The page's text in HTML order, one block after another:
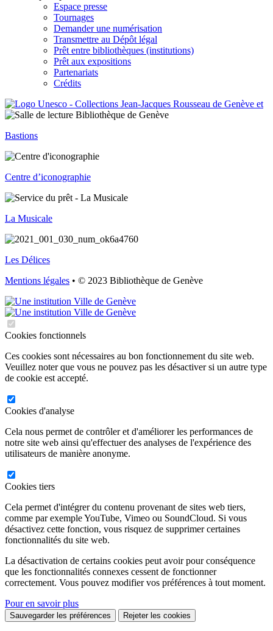
Espace presse
Tournages
Demander une numérisation
Transmettre au Dépôt légal
Prêt entre bibliothèques (institutions)
Prêt aux expositions
Partenariats
Crédits
Bastions
Centre d’iconographie
La Musicale
Les Délices
Mentions légales • © 2023 Bibliothèque de Genève
Cookies fonctionnels
Ces cookies sont nécessaires au bon fonctionnement du site web.
Veuillez noter que vous ne pouvez pas les désactiver si un autre type
de cookie est accepté.
Cookies d'analyse
Cela nous permet de contrôler et d'améliorer les performances de
notre site web ainsi qu'effectuer des analyses de l'expérience des
utilisateurs de manière anonyme.
Cookies tiers
Cela permet d'intégrer du contenu provenant de sites web tiers,
comme par exemple YouTube, Vimeo ou SoundCloud. Si vous
désactivez cette fonction, vous risquez de supprimer certaines
fonctionnalités du site web.
La désactivation de certains cookies peut avoir pour conséquence
que les fonctionnalités connexes cessent de fonctionner
correctement. Vous pouvez modifier vos préférences à tout moment.
Pour en savoir plus
Sauvegarder les préférences Rejeter les cookies